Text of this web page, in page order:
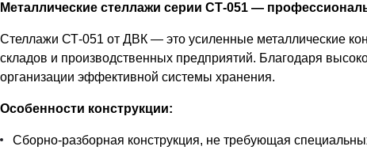
Металлические стеллажи серии СТ-051 —
Стеллажи СТ-051 от ДВК — это усиленные металлические
складов и производственных предприятий. Благодаря
организации эффективной системы хранения.
Особенности конструкции:
Сборно-разборная конструкция, не требующая